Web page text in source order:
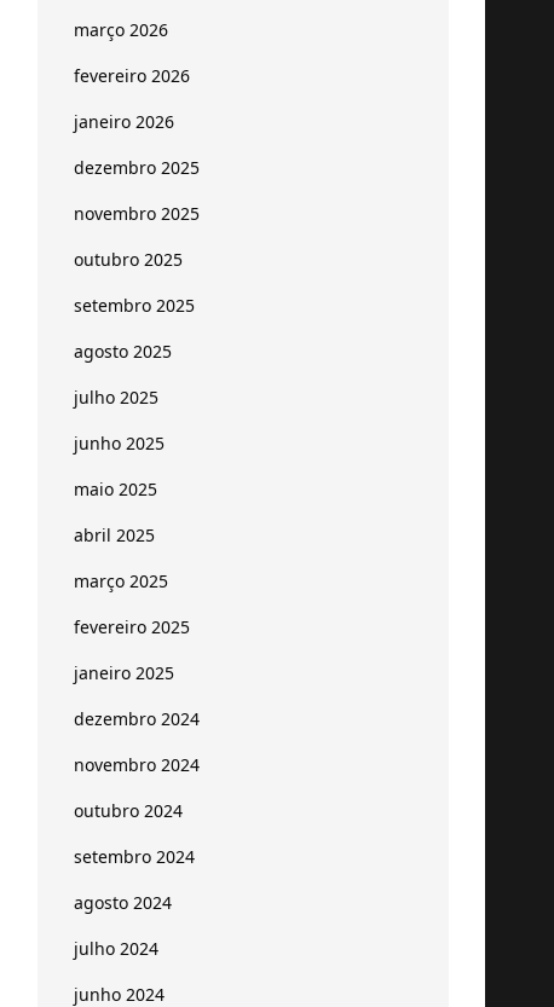
março 2026
fevereiro 2026
janeiro 2026
dezembro 2025
novembro 2025
outubro 2025
setembro 2025
agosto 2025
julho 2025
junho 2025
maio 2025
abril 2025
março 2025
fevereiro 2025
janeiro 2025
dezembro 2024
novembro 2024
outubro 2024
setembro 2024
agosto 2024
julho 2024
junho 2024